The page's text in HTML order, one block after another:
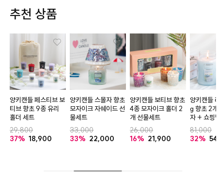
추천 상품
양키캔들 페스티브 보
티브 향초 9종 유리
홀더 세트
29,800
37% 18,900
양키캔들 스몰자 향초
모자이크 자쉐이드 선
물세트
33,000
33% 22,000
양키캔들 보티브 향초
4종 모자이크 홀더 2
개 선물세트
26,000
16% 21,900
양키캔들
g 향초 2
자 + 쇼핑
81,000
32%